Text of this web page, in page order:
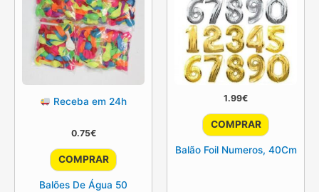
Receba em 24h
0.75€
COMPRAR
Balões De Água 50
1.99€
COMPRAR
This
product
has
Balão Foil Numeros, 40Cm